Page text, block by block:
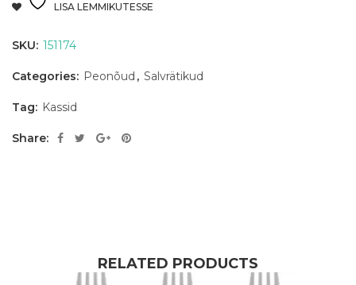
LISA LEMMIKUTESSE
SKU: 151174
Categories: Peonõud , Salvrätikud
Tag: Kassid
Share:
RELATED PRODUCTS